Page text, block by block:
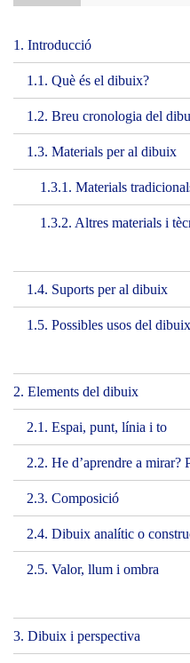
1. Introducció
1.1. Què és el dibuix?
1.2. Breu cronologia del
1.3. Materials per al dibuix
1.3.1. Materials
1.3.2. Altres materials i
1.4. Suports per al dibuix
1.5. Possibles usos del dibuix
2. Elements del dibuix
2.1. Espai, punt, línia i to
2.2. He d’aprendre a mirar?
2.3. Composició
2.4. Dibuix analític o
2.5. Valor, llum i ombra
3. Dibuix i perspectiva